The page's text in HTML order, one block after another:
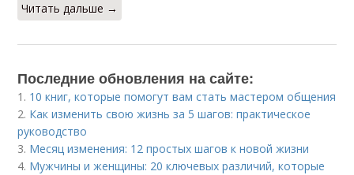
Читать дальше →
Последние обновления на сайте:
1. 10 книг, которые помогут вам стать мастером общения
2. Как изменить свою жизнь за 5 шагов: практическое
руководство
3. Месяц изменения: 12 простых шагов к новой жизни
4. Мужчины и женщины: 20 ключевых различий, которые